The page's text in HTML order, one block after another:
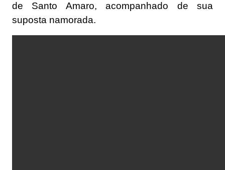
de Santo Amaro, acompanhado de sua
suposta namorada.